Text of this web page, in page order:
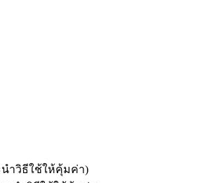
นำวิธีใช้ให้คุ้มค่า)